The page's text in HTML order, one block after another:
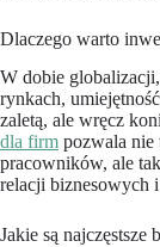
Dlaczego warto
W dobie
rynkach,
zaletą, ale wręcz
dla firm pozwala
pracowników, ale
relacji biznesowych
Jakie są